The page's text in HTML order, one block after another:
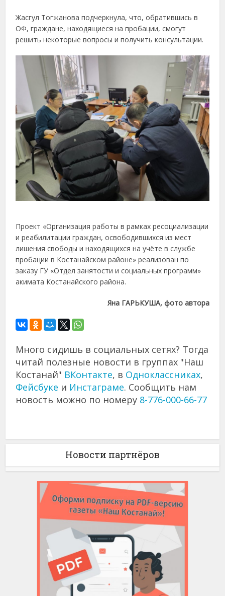
Жасгул Тогжанова подчеркнула, что, обратившись в
ОФ, граждане, находящиеся на пробации, смогут
решить некоторые вопросы и получить консультации.
Проект «Организация работы в рамках ресоциализации
и реабилитации граждан, освободившихся из мест
лишения свободы и находящихся на учёте в службе
пробации в Костанайском районе» реализован по
заказу ГУ «Отдел занятости и социальных программ»
акимата Костанайского района.
Яна ГАРЬКУША, фото автора
Много сидишь в социальных сетях? Тогда
читай полезные новости в группах "Наш
Костанай" ВКонтакте, в Одноклассниках,
Фейсбуке и Инстаграме. Сообщить нам
новость можно по номеру 8-776-000-66-77
Новости партнёров